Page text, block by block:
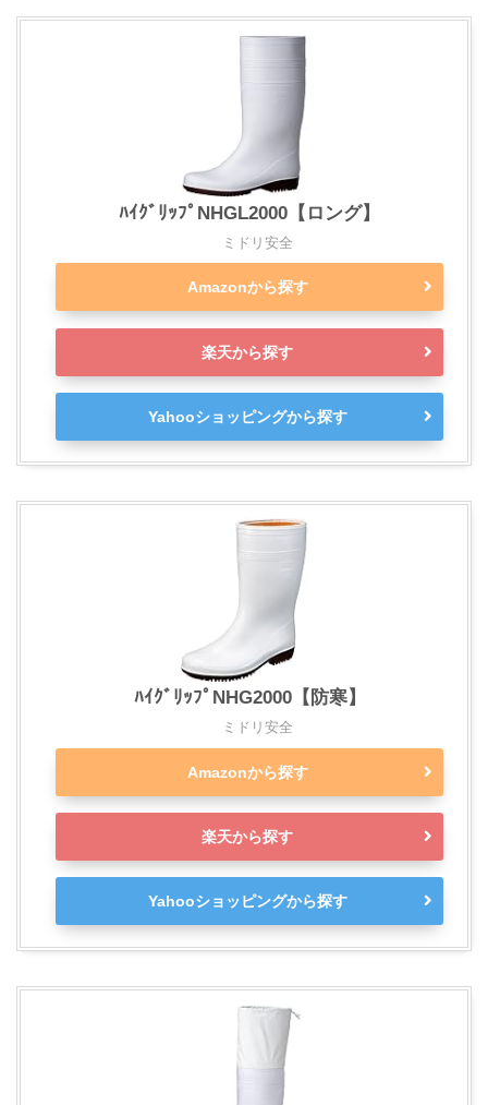
ﾊｲｸﾞﾘｯﾌﾟNHGL2000【ロング】
ミドリ安全
Amazonから探す
楽天から探す
Yahooショッピングから探す
ﾊｲｸﾞﾘｯﾌﾟNHG2000【防寒】
ミドリ安全
Amazonから探す
楽天から探す
Yahooショッピングから探す